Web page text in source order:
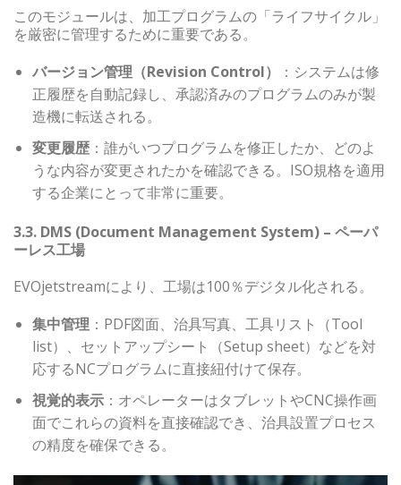
このモジュールは、加工プログラムの「ライフサイクル」
を厳密に管理するために重要である。
バージョン管理（Revision Control）
：システムは修
正履歴を自動記録し、承認済みのプログラムのみが製
造機に転送される。
変更履歴：誰がいつプログラムを修正したか、どのよ
うな内容が変更されたかを確認できる。ISO規格を適用
する企業にとって非常に重要。
3.3. DMS (Document Management System) – ペーパ
ーレス工場
EVOjetstreamにより、工場は100％デジタル化される。
集中管理：PDF図面、治具写真、工具リスト（Tool
list）、セットアップシート（Setup sheet）などを対
応するNCプログラムに直接紐付けて保存。
視覚的表示：オペレーターはタブレットやCNC操作画
面でこれらの資料を直接確認でき、治具設置プロセス
の精度を確保できる。